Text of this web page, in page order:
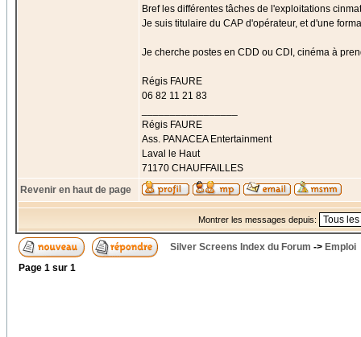
Bref les différentes tâches de l'exploitations
Je suis titulaire du CAP d'opérateur, et d'une
Je cherche postes en CDD ou CDI, cinéma à
Régis FAURE
06 82 11 21 83
Régis FAURE
Ass. PANACEA Entertainment
Laval le Haut
71170 CHAUFFAILLES
Revenir en haut de page
Montrer les messages depuis:
Silver Screens Index du Forum -> Emploi
Page 1 sur 1